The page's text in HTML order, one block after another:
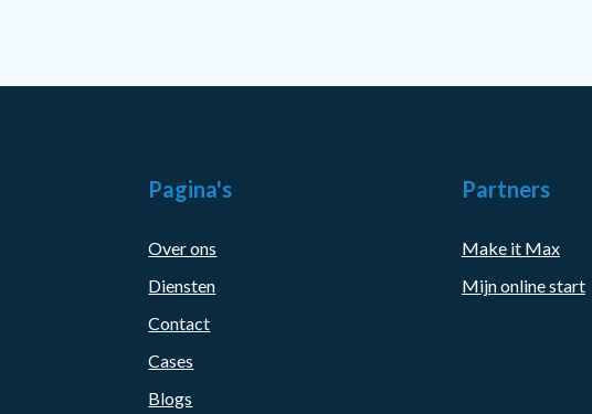
Pagina's
Over ons
Diensten
Contact
Cases
Blogs
Partners
Make it Max
Mijn online start